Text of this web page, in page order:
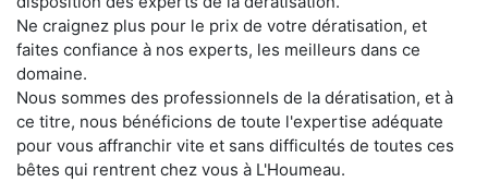
Ne craignez plus pour le prix de votre dératisation, et
faites confiance à nos experts, les meilleurs dans ce
domaine.
Nous sommes des professionnels de la dératisation, et à
ce titre, nous bénéficions de toute l'expertise adéquate
pour vous affranchir vite et sans difficultés de toutes ces
bêtes qui rentrent chez vous à L'Houmeau.